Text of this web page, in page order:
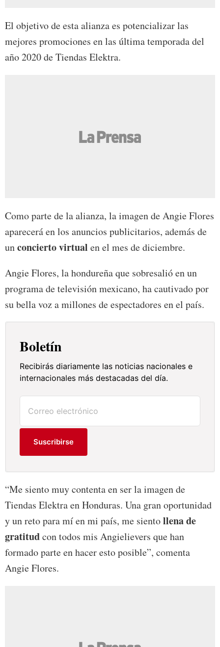
El objetivo de esta alianza es potencializar las
mejores promociones en las última temporada del
año 2020 de Tiendas Elektra.
Como parte de la alianza, la imagen de Angie Flores
aparecerá en los anuncios publicitarios, además de
unconcierto virtual en el mes de diciembre.
Angie Flores, la hondureña que sobresalió en un
programa de televisión mexicano, ha cautivado por
su bella voz a millones de espectadores en el país.
Boletín
Recibirás diariamente las noticias nacionales e
internacionales más destacadas del día.
Suscribirse
“Me siento muy contenta en ser la imagen de
Tiendas Elektra en Honduras. Una gran oportunidad
y un reto para mí en mi país, me sientollena de
gratitudcon todos mis Angielievers que han
formado parte en hacer esto posible”, comenta
Angie Flores.